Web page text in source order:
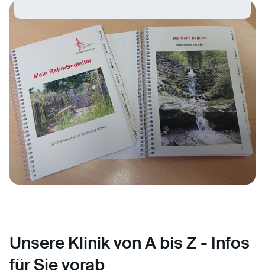
Unsere Klinik von A bis Z - Infos
für Sie vorab